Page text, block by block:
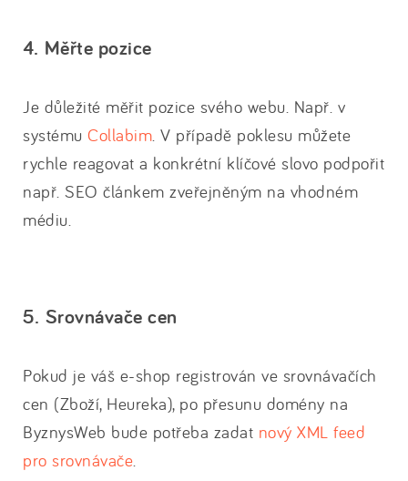
4. Měřte pozice
Je důležité měřit pozice svého webu. Např. v
systému Collabim. V případě poklesu můžete
rychle reagovat a konkrétní klíčové slovo podpořit
např. SEO článkem zveřejněným na vhodném
médiu.
5. Srovnávače cen
Pokud je váš e-shop registrován ve srovnávačích
cen (Zboží, Heureka), po přesunu domény na
ByznysWeb bude potřeba zadat nový XML feed
pro srovnávače.